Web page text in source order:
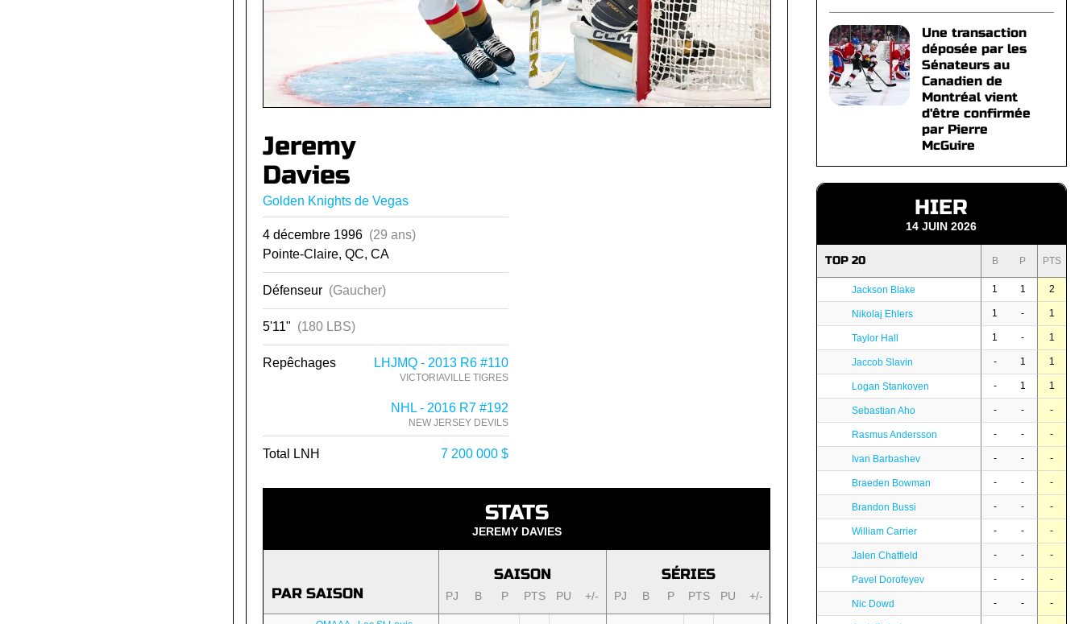
Jeremy
Davies
Golden Knights de Vegas
4 décembre 1996 (29 ans)
Pointe-Claire, QC, CA
Défenseur (Gaucher)
5'11" (180 LBS)
Repêchages LHJMQ - 2013 R6 #110
VICTORIAVILLE TIGRES
NHL - 2016 R7 #192
NEW JERSEY DEVILS
Total LNH 7 200 000 $
STATS
JEREMY DAVIES
PAR SAISON
SAISON SÉRIES
PJ B P PTS PU +/- PJ B P PTS PU +/-
Une transaction
déposée par les
Sénateurs au
Canadien de
Montréal vient
d'être confirmée
par Pierre
McGuire
HIER
14 JUIN 2026
TOP 20 B P PTS
Jackson Blake 1 1 2
Nikolaj Ehlers 1 - 1
Taylor Hall 1 - 1
Jaccob Slavin - 1 1
Logan Stankoven - 1 1
Sebastian Aho - - -
Rasmus Andersson - - -
Ivan Barbashev - - -
Braeden Bowman - - -
Brandon Bussi - - -
William Carrier - - -
Jalen Chatfield - - -
Pavel Dorofeyev - - -
Nic Dowd - - -